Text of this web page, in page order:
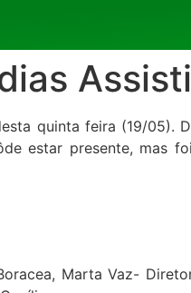
quinta feira (19/05).
estar presente, mas
Marta Vaz-